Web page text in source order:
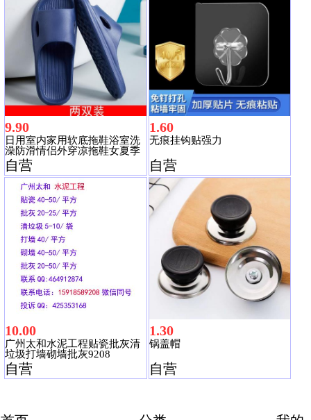
9.90
日用室内家用软底拖鞋浴室洗
澡防滑情侣外穿凉拖鞋女夏季
男家居鞋
自营
1.60
无痕挂钩贴强力
自营
10.00
广州太和水泥工程贴瓷批灰清
垃圾打墙砌墙批灰9208
自营
1.30
锅盖帽
自营